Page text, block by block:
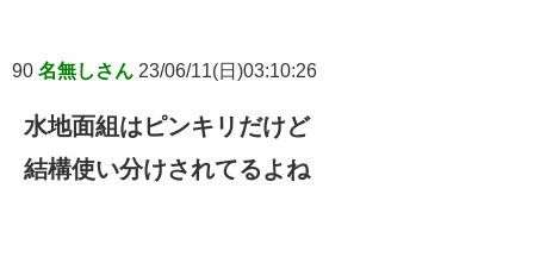
90 名無しさん 23/06/11(日)03:10:26
水地面組はピンキリだけど
結構使い分けされてるよね